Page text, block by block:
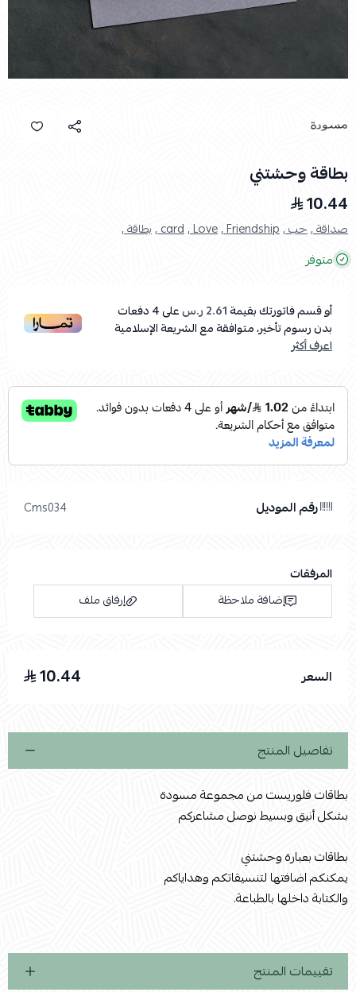
بطاقة وحشتني
10.44
صداقة ,حب ,Friendship ,
Love ,
card , بطاقة ,
متوفر
أو قسم فاتورتك بقيمة2.61 ر.س على4دفعات
بدون رسوم تأخير، متوافقة مع الشريعة الإسلامية
اعرف أكثر
رقم الموديل Cms034
المرفقات
إضافة ملاحظة
إرفاق ملف
السعر 10.44
تفاصيل المنتج
بطاقات فلوريست من مجموعة مسودة
بشكل أنيق وبسيط نوصل مشاعركم
بطاقات بعبارة وحشتني
يمكنكم اضافتها لتنسيقاتكم وهداياكم
والكتابة داخلها بالطباعة.
تقييمات المنتج